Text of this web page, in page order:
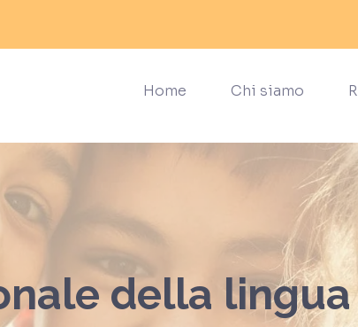
Home Chi siamo
della